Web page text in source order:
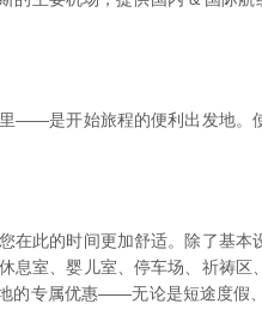
——是开始旅程的便利出发地。
在此的时间更加舒适。除了基
息室、婴儿室、停车场、祈祷
的专属优惠——无论是短途度假